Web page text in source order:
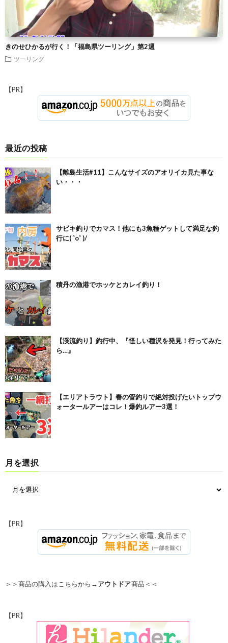
きのせひかるが行く！「福島県ツーリング」第2週
ツーリング
【PR】
最近の投稿
【離島生活#11】こんなサイズのアオリイカ見た事な
い・・・
サビキ釣りでカマス！他にも3魚種ゲットして満足な釣
行に( ˆoˆ )/
積丹の漁港でホッケとカレイ釣り！
【渓流釣り】釣行中、『怪しい種沢を発見！行ってみた
ら…』
【エリアトラウト】春の管釣りで絶対投げたいトップウ
ォータールアーはコレ！爆釣ルアー3選！
月を選択
【PR】
＞＞商品の購入はこちらから→アウトドア商品＜＜
【PR】